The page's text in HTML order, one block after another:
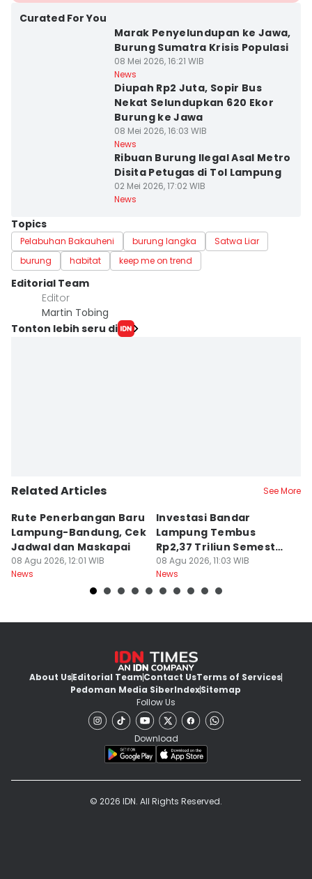
Curated For You
Marak Penyelundupan ke Jawa,
Burung Sumatra Krisis Populasi
08 Mei 2026, 16:21 WIB
News
Diupah Rp2 Juta, Sopir Bus
Nekat Selundupkan 620 Ekor
Burung ke Jawa
08 Mei 2026, 16:03 WIB
News
Ribuan Burung Ilegal Asal Metro
Disita Petugas di Tol Lampung
02 Mei 2026, 17:02 WIB
News
Topics
Pelabuhan Bakauheni burung langka
Satwa Liar
burung
habitat keep me on trend
Editorial Team
Editor
Martin Tobing
Tonton lebih seru di
Related Articles See More
Rute Penerbangan Baru
Lampung-Bandung, Cek
Jadwal dan Maskapai
08 Agu 2026, 12:01 WIB
News
Investasi Bandar
Lampung Tembus
Rp2,37 Triliun Semester
I 2026
08 Agu 2026, 11:03 WIB
News
About UsEditorial TeamContact UsTerms of Services
Pedoman Media SiberIndexSitemap
Follow Us
Download
© 2026 IDN. All Rights Reserved.